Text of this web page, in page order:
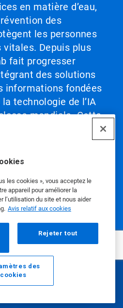
les cookies », vous acceptez le
appareil pour améliorer la
l’utilisation du site et nous aider
Avis relatif aux cookies
Rejeter tout
des
cookies
en matière d’eau,
des
les personnes
vitales. Depuis plus
fait progresser
des solutions
informations fondées
technologie de l’IA
mondiale. Cette
permet à Ecolab de
clients pour définir
et l’appliquer à
performances
Appeler